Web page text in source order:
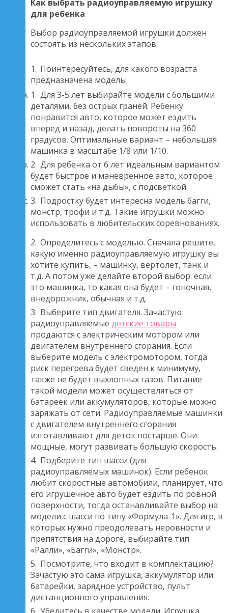
Как выбрать радиоуправляемую игрушку
для ребенка
Выбор радиоуправляемой игрушки должен
состоять из нескольких этапов:
Поинтересуйтесь, для какого возраста
предназначена модель:
Для 3-5 лет выбирайте модели с большими
деталями, без острых граней. Ребенку
понравится авто, которое может ездить
вперед и назад, делать повороты на 360
градусов. Оптимальные вариант – небольшая
машинка в масштабе 1/8 или 1/10.
Для ребенка от 6 лет идеальным вариантом
будет быстрое и маневренное авто, которое
сможет стать «на дыбы», с подсветкой.
Подростку будет интересна модель багги,
монстр, трофи и т.д. Такие игрушки можно
использовать в любительских соревнованиях.
Определитесь с моделью. Сначала решите,
какую именно радиоуправляемую игрушку вы
хотите купить, – машинку, вертолет, танк и
т.д. А потом уже делайте второй выбор: если
это машинка, то какая она будет – гоночная,
внедорожник, обычная и т.д.
Выберите тип двигателя. Зачастую
радиоуправляемые детские товары
продаются с электрическим мотором или
двигателем внутреннего сгорания. Если
выберите модель с электромотором, тогда
риск перегрева будет сведен к минимуму,
также не будет выхлопных газов. Питание
такой модели может осуществляться от
батареек или аккумуляторов, которые можно
заряжать от сети. Радиоуправляемые машинки
с двигателем внутреннего сгорания
изготавливают для деток постарше. Они
мощные, могут развивать большую скорость.
Подберите тип шасси (для
радиоуправляемых машинок). Если ребенок
любит скоростные автомобили, планирует, что
его игрушечное авто будет ездить по ровной
поверхности, тогда останавливайте выбор на
модели с шасси по типу «Формула-1». Для игр, в
которых нужно преодолевать неровности и
препятствия на дороге, выбирайте тип
«Ралли», «Багги», «Монстр».
Посмотрите, что входит в комплектацию?
Зачастую это сама игрушка, аккумулятор или
батарейки, зарядное устройство, пульт
дистанционного управления.